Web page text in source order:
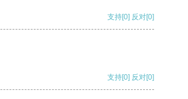
支持[0] 反对[0]
支持[0] 反对[0]